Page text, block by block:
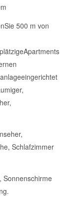
500 m von
Schlafzimmer
Sonnenschirme